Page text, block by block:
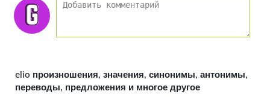
elio произношения, значения, синонимы, антонимы,
переводы, предложения и многое другое